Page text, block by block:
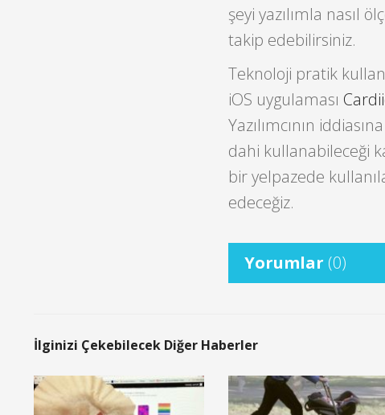
şeyi yazılımla nasıl
takip edebilirsiniz.
Teknoloji pratik
iOS uygulaması
Yazılımcının
dahi kullanabileceği
bir yelpazede
edeceğiz.
Yorumlar (0)
İlginizi Çekebilecek Diğer Haberler